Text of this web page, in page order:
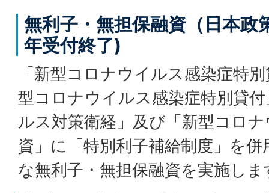
無利子・無担保融資（日本政
年受付終了)
「新型コロナウイルス感染症特
型コロナウイルス感染症特別貸
ルス対策衛経」及び「新型コロ
資」に「特別利子補給制度」を
な無利子・無担保融資を実施しま